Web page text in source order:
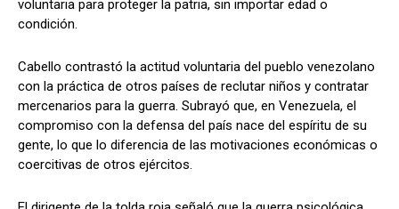
voluntaria para proteger la patria, sin importar edad o
condición.
Cabello contrastó la actitud voluntaria del pueblo venezolano
con la práctica de otros países de reclutar niños y contratar
mercenarios para la guerra. Subrayó que, en Venezuela, el
compromiso con la defensa del país nace del espíritu de su
gente, lo que lo diferencia de las motivaciones económicas o
coercitivas de otros ejércitos.